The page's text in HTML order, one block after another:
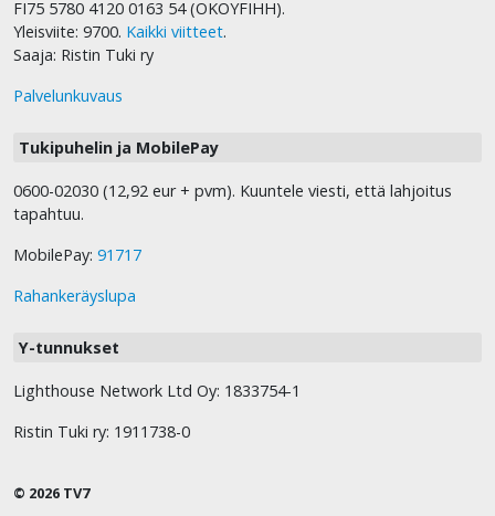
FI75 5780 4120 0163 54 (OKOYFIHH).
Yleisviite: 9700. Kaikki viitteet.
Saaja: Ristin Tuki ry
Palvelunkuvaus
Tukipuhelin ja MobilePay
0600-02030 (12,92 eur + pvm). Kuuntele viesti, että lahjoitus
tapahtuu.
MobilePay: 91717
Rahankeräyslupa
Y-tunnukset
Lighthouse Network Ltd Oy: 1833754-1
Ristin Tuki ry: 1911738-0
© 2026 TV7